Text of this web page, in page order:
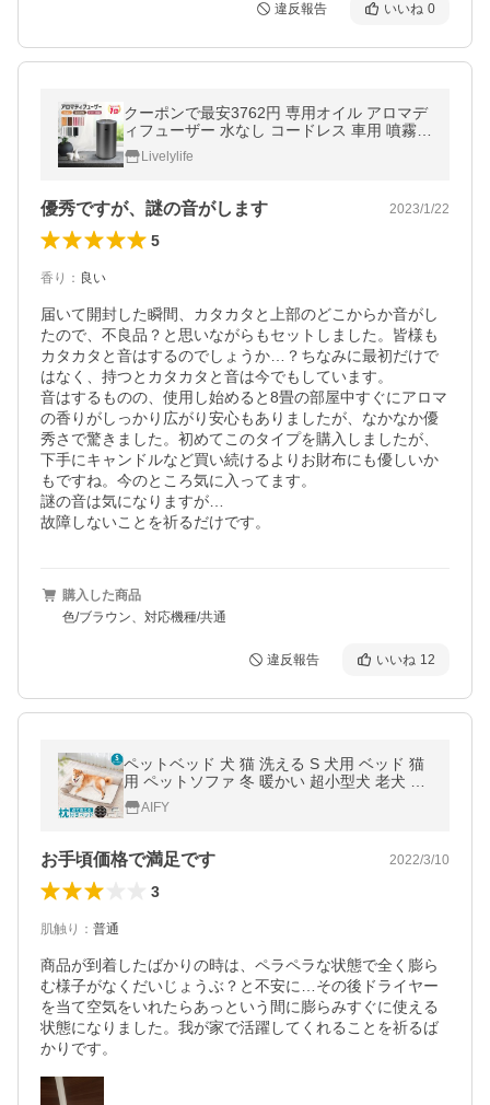
違反報告 いいね 0
クーポンで最安3762円 専用オイル アロマデ
ィフューザー 水なし コードレス 車用 噴霧式
ディフューザー アロマ usb充電式静音ネブ
ライザー 漏れ防止 車 1位獲得
Livelylife
優秀ですが、謎の音がします 2023/1/22
5
香り ： 良い
届いて開封した瞬間、カタカタと上部のどこからか音がし
たので、不良品？と思いながらもセットしました。皆様も
カタカタと音はするのでしょうか…？ちなみに最初だけで
はなく、持つとカタカタと音は今でもしています。
音はするものの、使用し始めると8畳の部屋中すぐにアロマ
の香りがしっかり広がり安心もありましたが、なかなか優
秀さで驚きました。初めてこのタイプを購入しましたが、
下手にキャンドルなど買い続けるよりお財布にも優しいか
もですね。今のところ気に入ってます。
謎の音は気になりますが…
故障しないことを祈るだけです。
購入した商品
色/ブラウン、対応機種/共通
違反報告 いいね 12
ペットベッド 犬 猫 洗える S 犬用 ベッド 猫
用 ペットソファ 冬 暖かい 超小型犬 老犬 シ
ニア 犬用ベッド 犬のベッド 介護 L字 U字 AI
FY アイフィー
AIFY
お手頃価格で満足です 2022/3/10
3
肌触り ： 普通
商品が到着したばかりの時は、ペラペラな状態で全く膨ら
む様子がなくだいじょうぶ？と不安に…その後ドライヤー
を当て空気をいれたらあっという間に膨らみすぐに使える
状態になりました。我が家で活躍してくれることを祈るば
かりです。